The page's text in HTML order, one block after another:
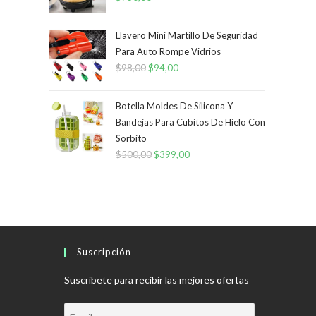
Llavero Mini Martillo De Seguridad
Para Auto Rompe Vidrios
$98,00El
original
era:
$94,00El
actual
es:
Botella Moldes De Silicona Y
Bandejas Para Cubitos De Hielo Con
Sorbito
$500,00El
$500,00.
$399,00El
$399,00.
Suscripción
Suscríbete para recibir las mejores ofertas